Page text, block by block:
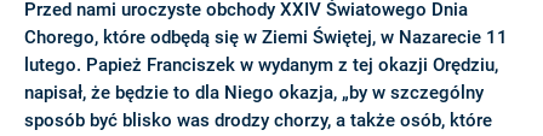
Przed nami uroczyste obchody XXIV Światowego Dnia
Chorego, które odbędą się w Ziemi Świętej, w Nazarecie 11
lutego. Papież Franciszek w wydanym z tej okazji Orędziu,
napisał, że będzie to dla Niego okazja, „by w szczególny
sposób być blisko was drodzy chorzy, a także osób, które